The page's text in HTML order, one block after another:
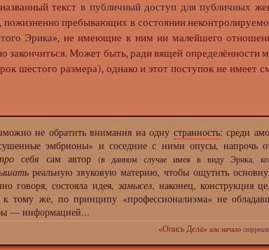
текств публичный доступ для публичных
пребывающих в состоянии
Эрика», не имеющие к ним ни малейшего
закончиться. Может быть, ради вящей определённости
шестого размера), однако и этот поступок не имеет
не обратить внимания на одну странность: среди
эмбрионы» и соседние с ними опусы, напрочь
про себя сам автор (в данном случае имея в виду Эрика,
реальную звуковую материю, чтобы ощутить
говоря, состояла идея, замысел, наконец,конструкция
тому же, по принципу «профессионализма» не
— информацией...
«Опись Дела» илиначало